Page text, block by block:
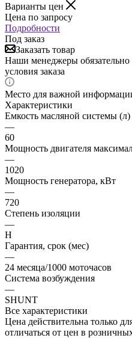
Варианты цен
Цена по запросу
Подробности
Под заказ
Заказать товар
Наши менеджеры обязательно
условия заказа
Место для важной
Характеристики
Емкость масляной системы (л)
—
60
Мощность двигателя
—
1020
Мощность генератора, кВт
—
720
Степень изоляции
—
Н
Гарантия, срок (мес)
—
24 месяца/1000 моточасов
Система возбуждения
—
SHUNT
Все характеристики
Цена действительна только
отличаться от цен в